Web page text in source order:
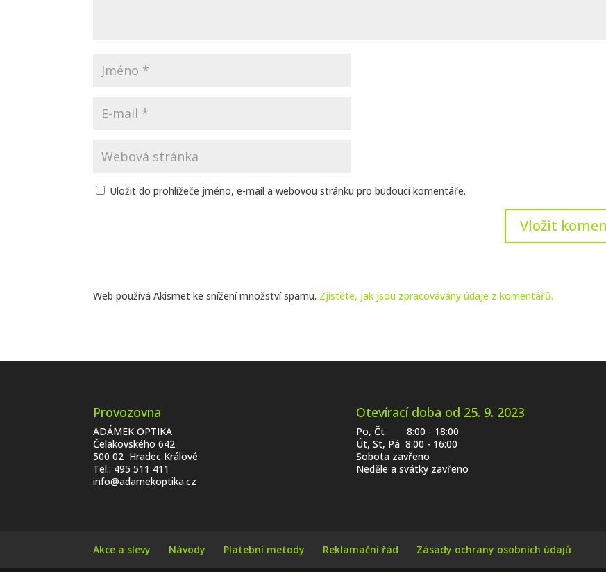
Uložit do prohlížeče jméno, e-mail a webovou stránku pro budoucí komentáře.
Web používá Akismet ke snížení množství spamu. Zjistěte, jak jsou zpracovávány údaje z komentářů.
Provozovna
ADÁMEK OPTIKA
Čelakovského 642
500 02 Hradec Králové
Tel.: 495 511 411
info@adamekoptika.cz
Otevírací doba od 25. 9. 2023
Po, Čt 8:00 - 18:00
Út, St, Pá 8:00 - 16:00
Sobota zavřeno
Neděle a svátky zavřeno
Akce a slevy Návody Platební metody Reklamační řád Zásady ochrany osobních údajů